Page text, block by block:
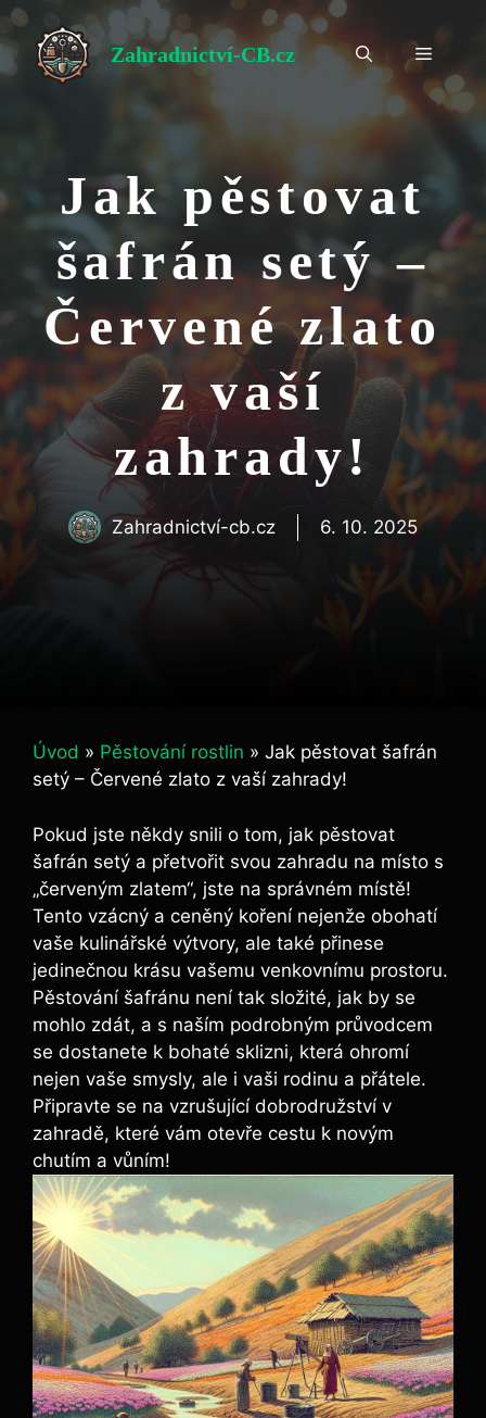
Přeskočit
na
obsah
Zahradnictví-CB.cz Menu
Jak pěstovat
šafrán setý –
Červené zlato
z vaší
zahrady!
Zahradnictví-cb.cz 6. 10. 2025
Úvod » Pěstování rostlin » Jak pěstovat šafrán
setý – Červené zlato z vaší zahrady!
Pokud jste někdy snili o tom, jak pěstovat
šafrán setý a přetvořit svou zahradu na místo s
„červeným zlatem“, jste na správném místě!
Tento vzácný a ceněný koření nejenže obohatí
vaše kulinářské výtvory, ale také přinese
jedinečnou krásu vašemu venkovnímu prostoru.
Pěstování šafránu není tak složité, jak by se
mohlo zdát, a s naším podrobným průvodcem
se dostanete k bohaté sklizni, která ohromí
nejen vaše smysly, ale i vaši rodinu a přátele.
Připravte se na vzrušující dobrodružství v
zahradě, které vám otevře cestu k novým
chutím a vůním!